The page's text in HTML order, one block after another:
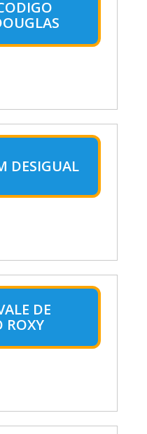
DESIGUAL
DE
ROXY